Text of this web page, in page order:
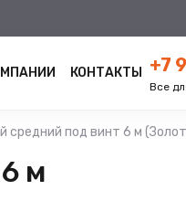
КОНТАКТЫ +7
Все
средний под винт 6 м
м